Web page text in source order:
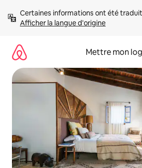
directement
Afficher la langue d'origine
Mettre mon